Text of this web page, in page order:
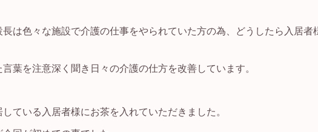
長は色々な施設で介護の仕事をやられていた方の為、どうしたら入居者
葉を注意深く聞き日々の介護の仕方を改善しています。
ている入居者様にお茶を入れていただきました。